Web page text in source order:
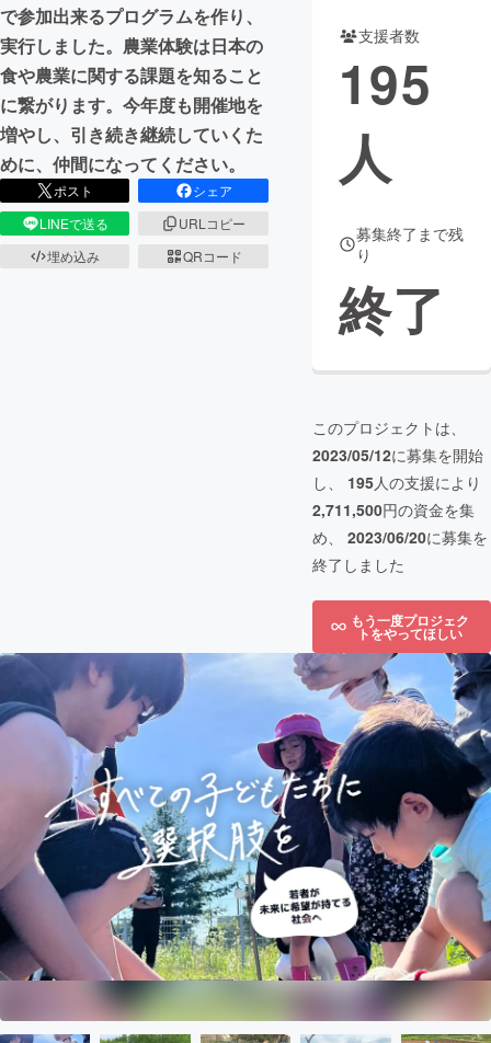
で参加出来るプログラムを作り、
実行しました。農業体験は日本の
食や農業に関する課題を知ること
に繋がります。今年度も開催地を
増やし、引き続き継続していくた
めに、仲間になってください。
ポスト
シェア
LINEで送る
URLコピー
埋め込み
QRコード
支援者数
195
人
募集終了まで残
り
終了
このプロジェクトは、
2023/05/12に募集を開始
し、 195人の支援により
2,711,500円の資金を集
め、 2023/06/20に募集を
終了しました
もう一度プロジェク
トをやってほしい